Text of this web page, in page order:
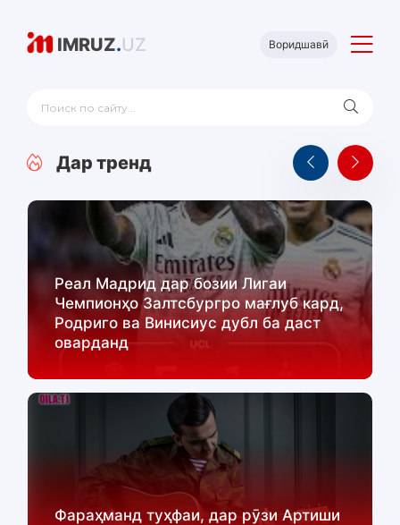
IMRUZ.UZ Воридшавӣ
Дар тренд
Реал Мадрид дар бозии Лигаи
Чемпионҳо Залтсбургро мағлуб кард,
Родриго ва Винисиус дубл ба даст
оварданд
Фараҳманд туҳфаи, дар рӯзи Артиши